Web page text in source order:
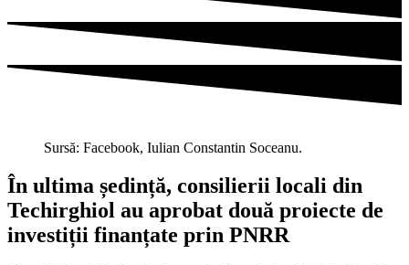
Sursă: Facebook, Iulian Constantin Soceanu.
În ultima ședință, consilierii locali din
Techirghiol au aprobat două proiecte de
investiții finanțate prin PNRR